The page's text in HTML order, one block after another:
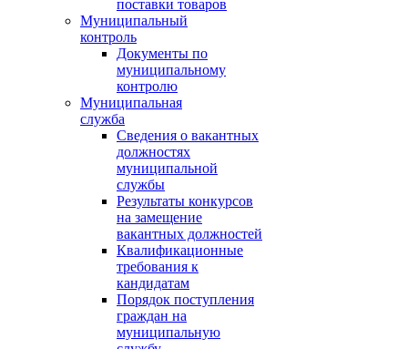
поставки товаров
Муниципальный
контроль
Документы по
муниципальному
контролю
Муниципальная
служба
Сведения о вакантных
должностях
муниципальной
службы
Результаты конкурсов
на замещение
вакантных должностей
Квалификационные
требования к
кандидатам
Порядок поступления
граждан на
муниципальную